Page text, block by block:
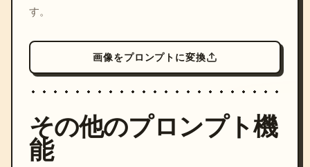
す。
画像をプロンプトに変換
その他のプロンプト機
能